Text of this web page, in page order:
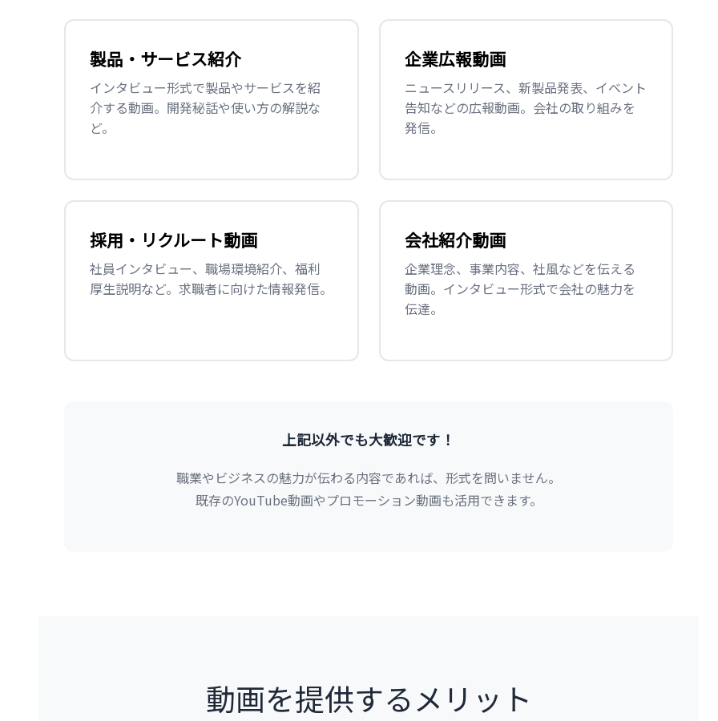
製品・サービス紹介
インタビュー形式で製品やサービスを紹
介する動画。開発秘話や使い方の解説な
ど。
企業広報動画
ニュースリリース、新製品発表、イベント
告知などの広報動画。会社の取り組みを
発信。
採用・リクルート動画
社員インタビュー、職場環境紹介、福利
厚生説明など。求職者に向けた情報発信。
会社紹介動画
企業理念、事業内容、社風などを伝える
動画。インタビュー形式で会社の魅力を
伝達。
上記以外でも大歓迎です！
職業やビジネスの魅力が伝わる内容であれば、形式を問いません。
既存のYouTube動画やプロモーション動画も活用できます。
動画を提供するメリット